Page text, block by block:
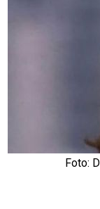
Foto: